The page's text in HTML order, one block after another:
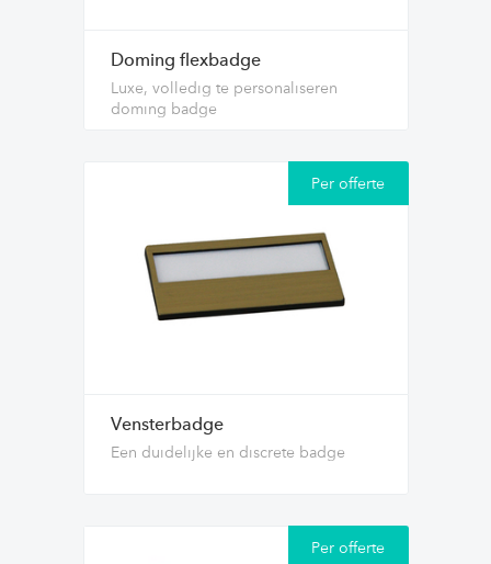
Doming flexbadge
Luxe, volledig te personaliseren
doming badge
Per offerte
Vensterbadge
Een duidelijke en discrete badge
Per offerte